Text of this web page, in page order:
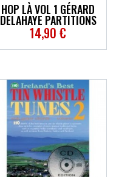
HOP LÀ VOL 1 GÉRARD
DELAHAYE PARTITIONS
14,90 €